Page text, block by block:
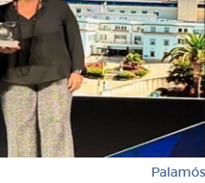
Palamós